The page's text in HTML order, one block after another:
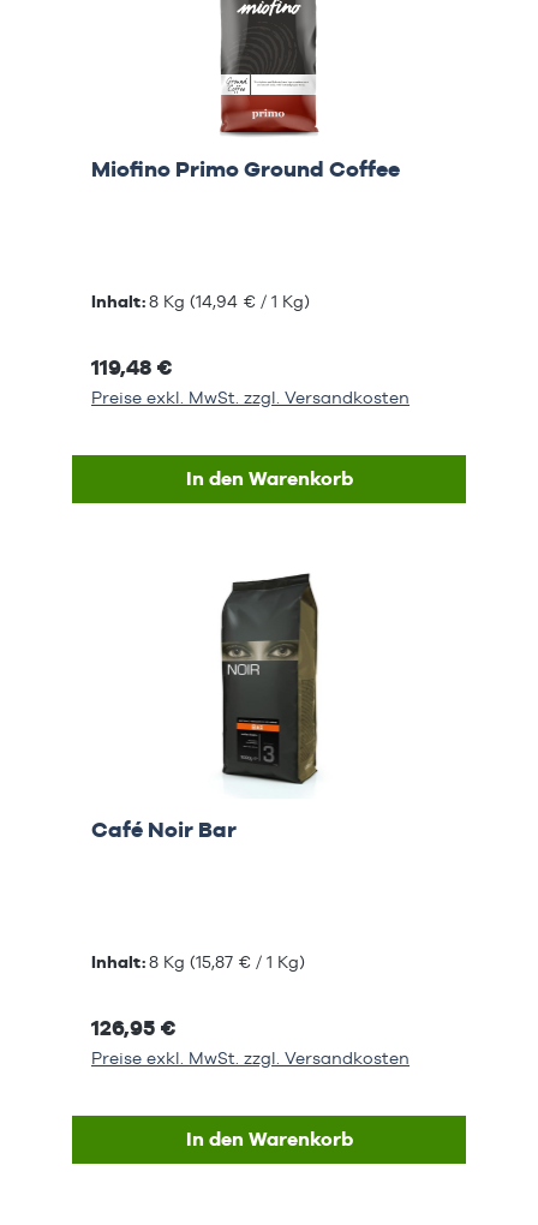
Miofino Primo Ground Coffee
Inhalt:8 Kg (14,94 € / 1 Kg)
119,48 €
Preise exkl. MwSt. zzgl. Versandkosten
In den Warenkorb
Café Noir Bar
Inhalt:8 Kg (15,87 € / 1 Kg)
126,95 €
Preise exkl. MwSt. zzgl. Versandkosten
In den Warenkorb